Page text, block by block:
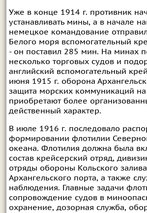
Уже в конце 1914 г. противник
устанавливать мины, а в начале
немецкое командование
Белого моря вспомогательный
- он поставил 285 мин. На минах
несколько торговых судов и
английский вспомогательный
июня 1915 г. оборона
защита морских коммуникаций
приобретают более
действенный характер.
В июле 1916 г. последовало
формировании флотилии
океана. Флотилия должна была
состав крейсерский отряд,
отряды обороны Кольского
Архангельского порта, а также
наблюдения. Главные задачи
сопровождение судов в
охранение, дозорная служба,